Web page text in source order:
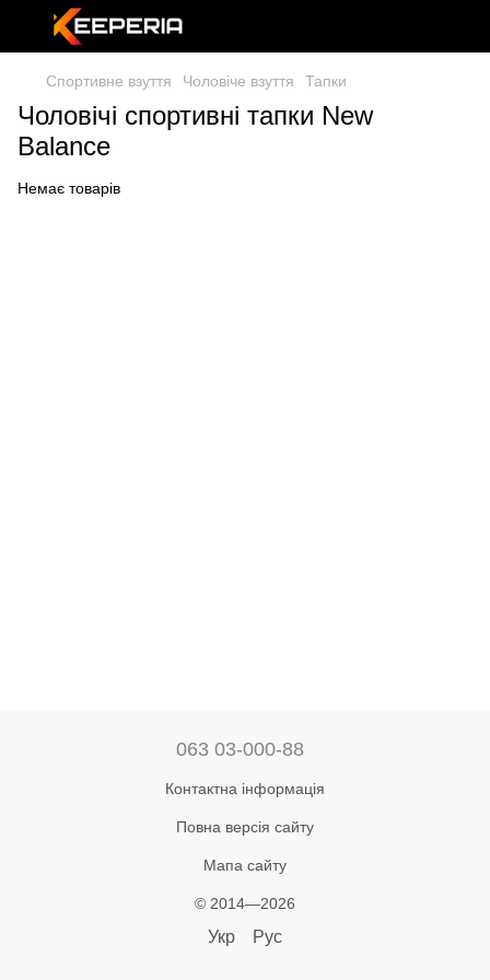
Спортивне взуття Чоловіче взуття Тапки
Чоловічі спортивні тапки New
Balance
Немає товарів
063 03-000-88
Контактна інформація
Повна версія сайту
Мапа сайту
© 2014—2026
Укр Рус